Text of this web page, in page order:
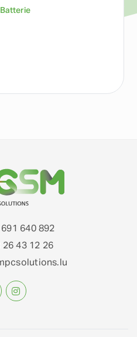
691 640 892
26 43 12 26